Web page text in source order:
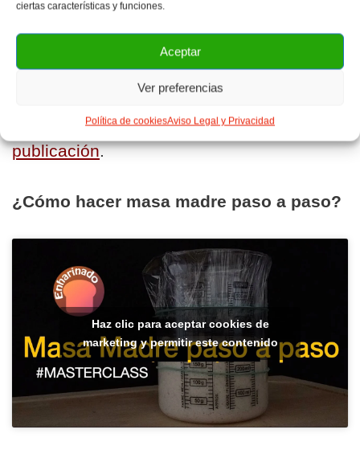
ciertas características y funciones.
Aceptar
Ver preferencias
Política de cookiesAviso Legal y Privacidad
mucho tiempo en regenerarse. Yo prefiero
secar la masa madre de manera que la
misma quede activa y es rápido volverla a
activar como te enseñamosen esta
publicación.
¿Cómo hacer masa madre paso a paso?
Haz clic para aceptar cookies de
marketing y permitir este contenido